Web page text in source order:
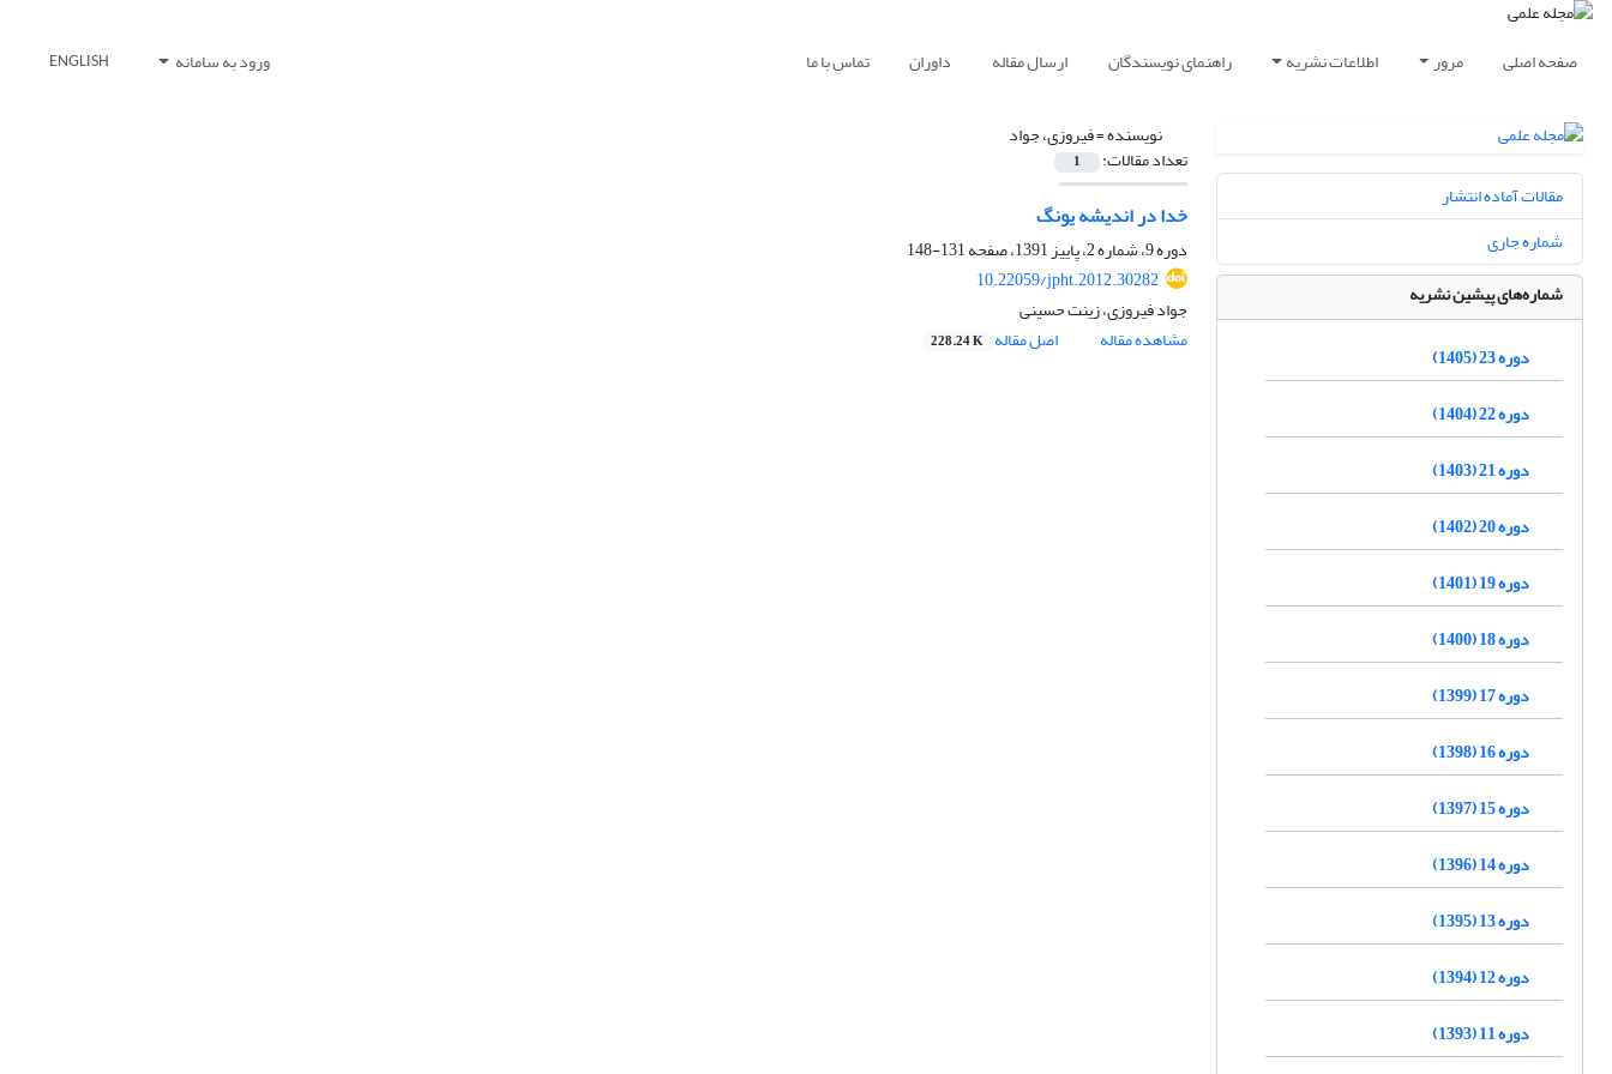
صفحه اصلی مرور اطلاعات نشریه راهنمای نویسندگان ارسال مقاله داوران تماس با ما ورود به سامانه ENGLISH
نویسنده =فیروزی، جواد
تعداد مقالات: 1
خدا در اندیشه یونگ
دوره 9، شماره 2، پاییز 1391، صفحه
131-148
10.22059/jpht.2012.30282
جواد فیروزی، زینت حسینی
مشاهده مقاله
اصل مقاله 228.24 K
مقالات آماده انتشار
شماره جاری
شماره‌های پیشین نشریه
دوره 23 (1405)
دوره 22 (1404)
دوره 21 (1403)
دوره 20 (1402)
دوره 19 (1401)
دوره 18 (1400)
دوره 17 (1399)
دوره 16 (1398)
دوره 15 (1397)
دوره 14 (1396)
دوره 13 (1395)
دوره 12 (1394)
دوره 11 (1393)